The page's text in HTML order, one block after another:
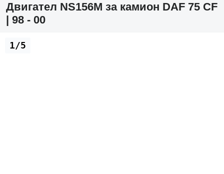
Двигател NS156M за камион DAF 75 CF
| 98 - 00
1/5